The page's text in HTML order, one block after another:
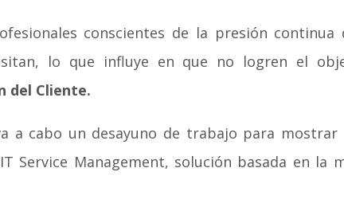
conscientes de la presión
lo que influye en que no logren el
del Cliente.
a cabo un desayuno de trabajo para
Service Management, solución basada en la